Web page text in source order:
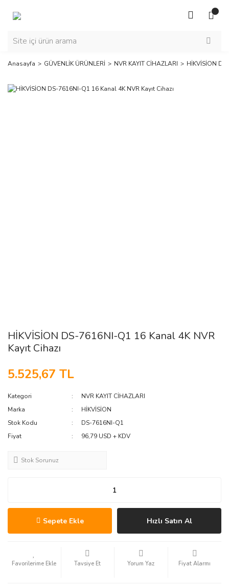
Anasayfa GÜVENLİK ÜRÜNLERİ NVR KAYIT CİHAZLARI HİKVİSİON
HİKVİSİON DS-7616NI-Q1 16 Kanal 4K NVR
Kayıt Cihazı
5.525,67 TL
Kategori
NVR KAYIT CİHAZLARI
Marka
HİKVİSİON
Stok Kodu
DS-7616NI-Q1
Fiyat
96,79 USD + KDV
Stok Sorunuz
Sepete Ekle Hızlı Satın Al
Tavsiye Et Yorum Yaz Fiyat Alarmı